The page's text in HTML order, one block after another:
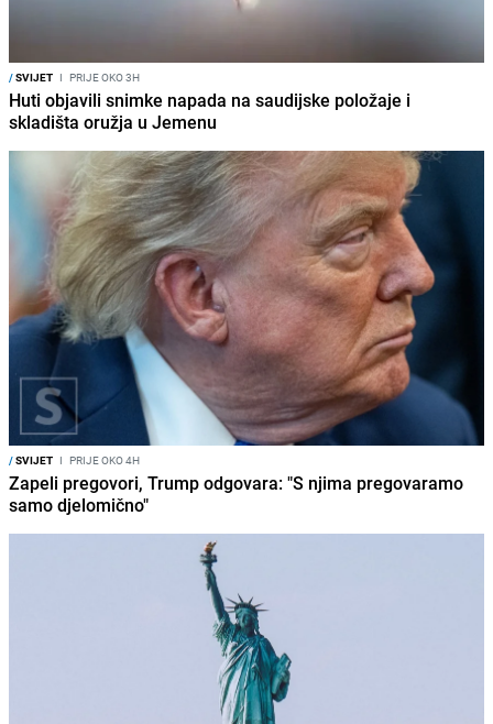
/SVIJET I PRIJE OKO 3H
Huti objavili snimke napada na saudijske položaje i
skladišta oružja u Jemenu
/SVIJET I PRIJE OKO 4H
Zapeli pregovori, Trump odgovara: "S njima pregovaramo
samo djelomično"